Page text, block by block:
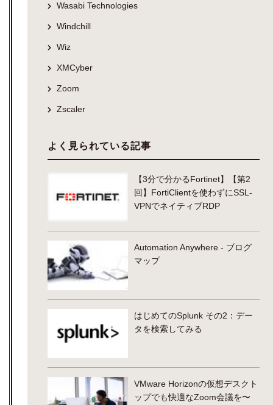
Wasabi Technologies
Windchill
Wiz
XMCyber
Zoom
Zscaler
よく見られている記事
【3分で分かるFortinet】【第2
回】FortiClientを使わずにSSL-
VPNでネイティブRDP
Automation Anywhere - ブログ
マップ
はじめてのSplunk その2：デー
タを検索してみる
VMware Horizonの仮想デスクト
ップでも快適なZoom会議を〜